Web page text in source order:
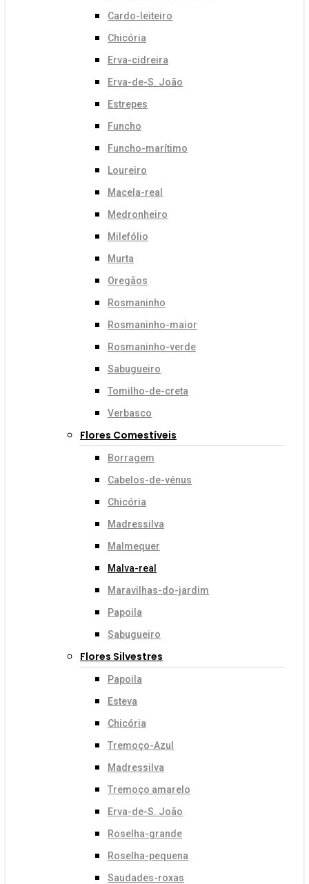
Cardo-leiteiro
Chicória
Erva-cidreira
Erva-de-S. João
Estrepes
Funcho
Funcho-marítimo
Loureiro
Macela-real
Medronheiro
Milefólio
Murta
Oregãos
Rosmaninho
Rosmaninho-maior
Rosmaninho-verde
Sabugueiro
Tomilho-de-creta
Verbasco
Flores Comestíveis
Borragem
Cabelos-de-vénus
Chicória
Madressilva
Malmequer
Malva-real
Maravilhas-do-jardim
Papoila
Sabugueiro
Flores Silvestres
Papoila
Esteva
Chicória
Tremoço-Azul
Madressilva
Tremoço amarelo
Erva-de-S. João
Roselha-grande
Roselha-pequena
Saudades-roxas